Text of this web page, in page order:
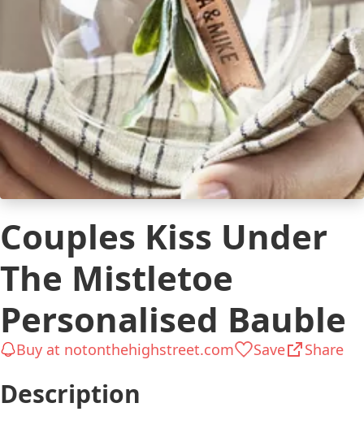
Couples Kiss Under
The Mistletoe
Personalised Bauble
Buy at notonthehighstreet.com Save Share
Description